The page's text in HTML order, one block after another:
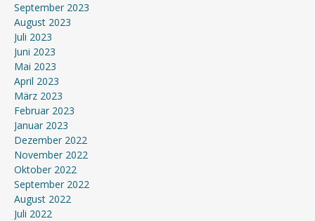
September 2023
August 2023
Juli 2023
Juni 2023
Mai 2023
April 2023
März 2023
Februar 2023
Januar 2023
Dezember 2022
November 2022
Oktober 2022
September 2022
August 2022
Juli 2022